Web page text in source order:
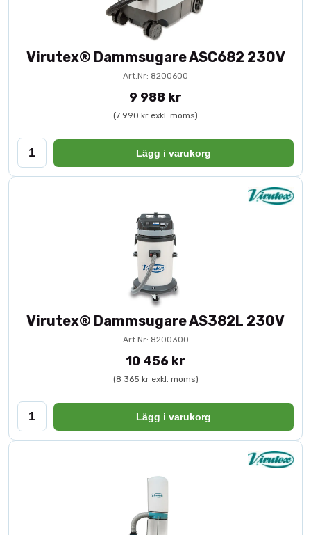
Virutex® Dammsugare ASC682 230V
Art.Nr: 8200600
9 988 kr
(7 990 kr exkl. moms)
Lägg i varukorg
Virutex® Dammsugare AS382L 230V
Art.Nr: 8200300
10 456 kr
(8 365 kr exkl. moms)
Lägg i varukorg